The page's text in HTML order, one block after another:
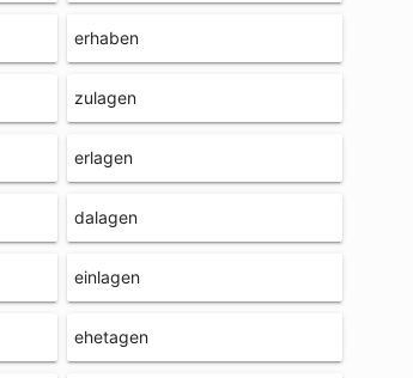
erhaben
zulagen
erlagen
dalagen
einlagen
ehetagen